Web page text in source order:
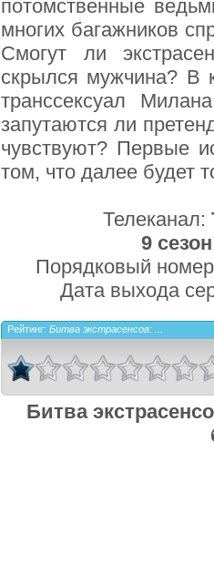
потомственные
многих багажников
Смогут ли
скрылся мужчина? В
транссексуал
запутаются ли
чувствуют? Первые
том, что далее будет
Телеканал:
9 сезон
Порядковый
Дата выхода
Рейтинг: Битва экстрасенсов: ...
Битва